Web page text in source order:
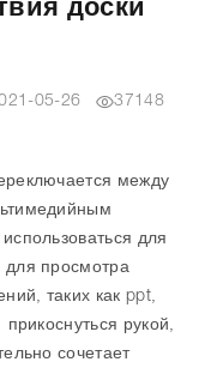
доски
05-26 37148
между
для
для просмотра
таких как ppt,
рукой,
сочетает